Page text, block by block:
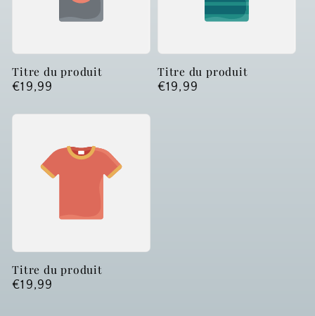
Titre du produit
Prix
€19,99
Titre du produit
Prix
€19,99
Titre du produit
Prix
€19,99